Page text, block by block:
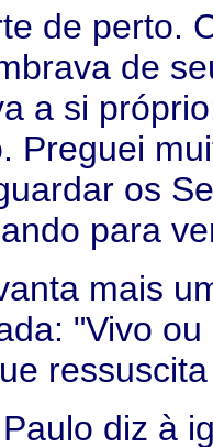
de perto.
de
a si
Preguei
os
para
mais
"Vivo
diz à